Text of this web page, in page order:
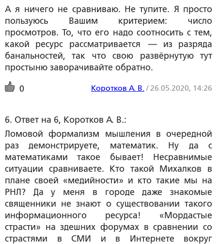
А я ничего не сравниваю. Не тупите. Я просто
пользуюсь Вашим критерием: число
просмотров. То, что его надо соотносить с тем,
какой ресурс рассматривается — из разряда
банальностей, так что свою развёрнутую тут
простыню заворачивайте обратно.
0 Коротков А. В. / 26.05.2020, 14:26
6. Ответ на 6, Коротков А. В.:
Ломовой формализм мышления в очередной
раз демонстрируете, математик. Ну да с
математиками такое бывает! Несравнимые
ситуации сравниваете. Кто такой Михалков в
плане своей «медийности» и кто такие мы на
РНЛ? Да у меня в городе даже знакомые
священники не знают о существовании такого
информационного ресурса! «Мордастые
страсти» на здешних форумах в сравнении со
страстями в СМИ и в Интернете вокруг